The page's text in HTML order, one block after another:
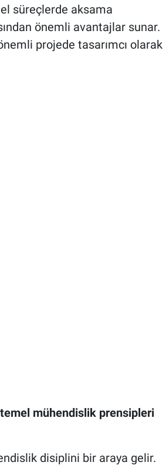
süreçlerde aksama
önemli avantajlar sunar.
projede tasarımcı olarak
temel mühendislik prensipleri
disiplini bir araya gelir.